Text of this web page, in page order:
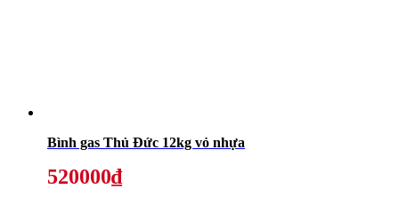
Bình gas Thủ Đức 12kg vỏ nhựa
520000₫